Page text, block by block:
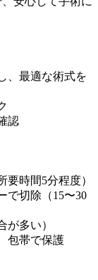
、最適な術式を
認
要時間5分程度）
で切除（15〜30
が多い）
包帯で保護